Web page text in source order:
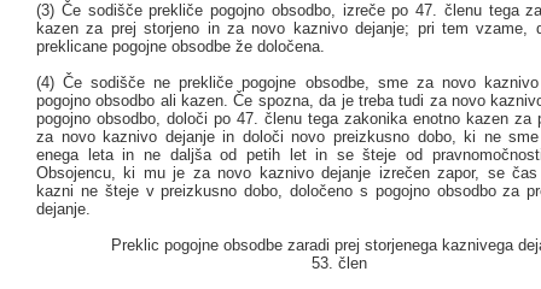
(3) Če sodišče prekliče pogojno obsodbo, izreče po 47. členu tega
kazen za prej storjeno in za novo kaznivo dejanje; pri tem vzame,
preklicane pogojne obsodbe že določena.
(4) Če sodišče ne prekliče pogojne obsodbe, sme za novo
pogojno obsodbo ali kazen. Če spozna, da je treba tudi za novo
pogojno obsodbo, določi po 47. členu tega zakonika enotno kazen za
za novo kaznivo dejanje in določi novo preizkusno dobo, ki ne
enega leta in ne daljša od petih let in se šteje od
Obsojencu, ki mu je za novo kaznivo dejanje izrečen zapor, se čas
kazni ne šteje v preizkusno dobo, določeno s pogojno obsodbo za
dejanje.
Preklic pogojne obsodbe zaradi prej storjenega kaznivega
53. člen